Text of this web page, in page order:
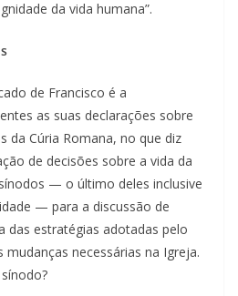
da vida humana”.
de Francisco é a
as suas declarações sobre
da Cúria Romana, no que diz
de decisões sobre a vida da
— o último deles inclusive
— para a discussão de
das estratégias adotadas pelo
necessárias na Igreja.